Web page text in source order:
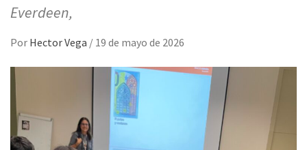
Everdeen,
Por Hector Vega / 19 de mayo de 2026